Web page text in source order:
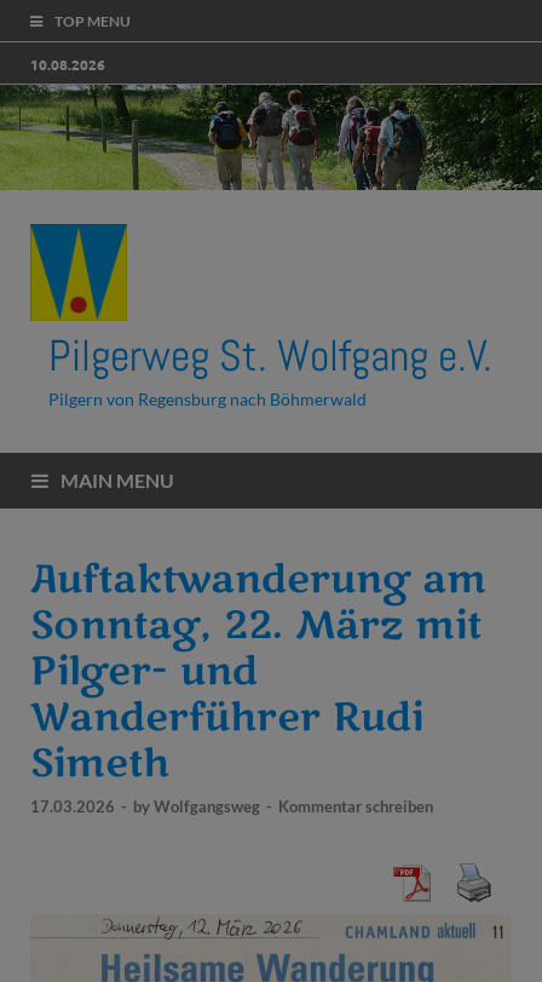
TOP MENU
10.08.2026
Pilgerweg St. Wolfgang e.V.
Pilgern von Regensburg nach Böhmerwald
MAIN MENU
Auftaktwanderung am
Sonntag, 22. März mit
Pilger- und
Wanderführer Rudi
Simeth
17.03.2026 - byWolfgangsweg - Kommentar schreiben